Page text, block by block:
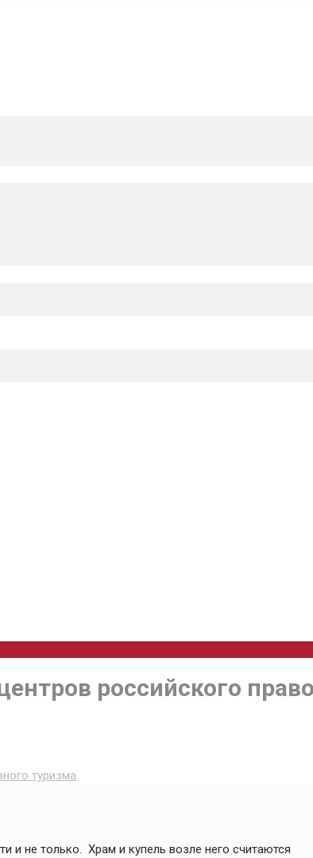
российского
туризма
и не только. Храм и купель возле него считаются